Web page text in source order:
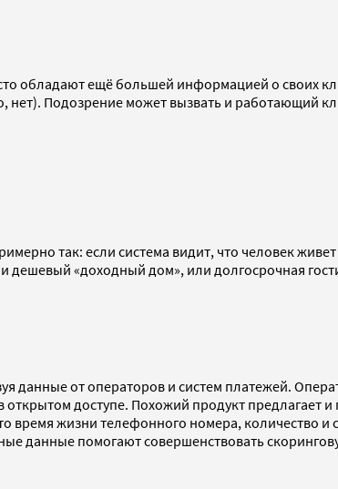
обладают ещё большей информацией о своих
нет). Подозрение может вызвать и работающий
так: если система видит, что человек живет
«доходный дом», или долгосрочная
данные от операторов и систем платежей.
доступе. Похожий продукт предлагает и
время жизни телефонного номера, количество и
данные помогают совершенствовать